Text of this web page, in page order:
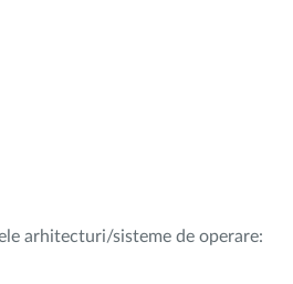
arhitecturi/sisteme de operare: